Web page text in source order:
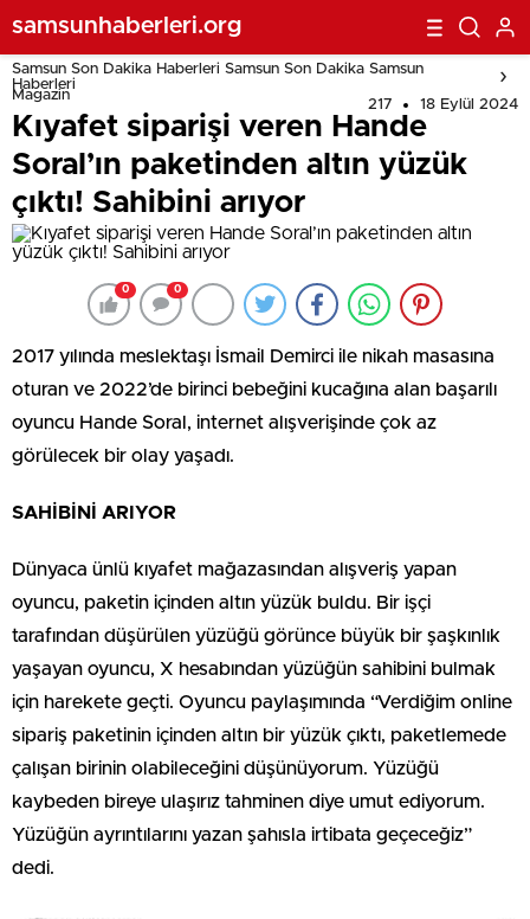
samsunhaberleri.org
Samsun Son Dakika Haberleri Samsun Son Dakika Samsun
Haberleri
Magazin
217 18 Eylül 2024
Kıyafet siparişi veren Hande
Soral’ın paketinden altın yüzük
çıktı! Sahibini arıyor
0 0
2017 yılında meslektaşı İsmail Demirci ile nikah masasına
oturan ve 2022’de birinci bebeğini kucağına alan başarılı
oyuncu Hande Soral, internet alışverişinde çok az
görülecek bir olay yaşadı.
SAHİBİNİ ARIYOR
Dünyaca ünlü kıyafet mağazasından alışveriş yapan
oyuncu, paketin içinden altın yüzük buldu. Bir işçi
tarafından düşürülen yüzüğü görünce büyük bir şaşkınlık
yaşayan oyuncu, X hesabından yüzüğün sahibini bulmak
için harekete geçti. Oyuncu paylaşımında “Verdiğim online
sipariş paketinin içinden altın bir yüzük çıktı, paketlemede
çalışan birinin olabileceğini düşünüyorum. Yüzüğü
kaybeden bireye ulaşırız tahminen diye umut ediyorum.
Yüzüğün ayrıntılarını yazan şahısla irtibata geçeceğiz”
dedi.